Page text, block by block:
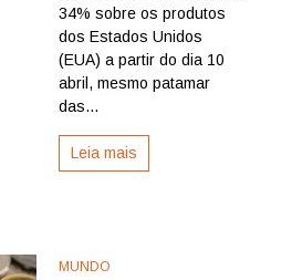
34%
restrição
34% sobre os produtos
dos Estados Unidos
(EUA) a partir do dia 10
abril, mesmo patamar
das...
Leia mais
MUNDO